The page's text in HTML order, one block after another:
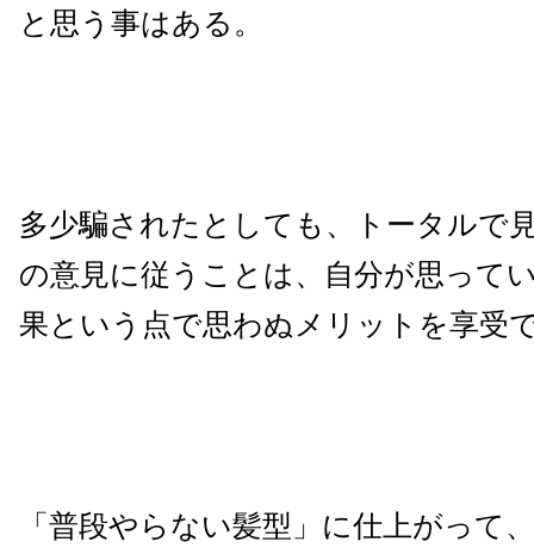
と思う事はある。
多少騙されたとしても、トータルで
の意見に従うことは、自分が思って
果という点で思わぬメリットを享受
「普段やらない髪型」に仕上がって